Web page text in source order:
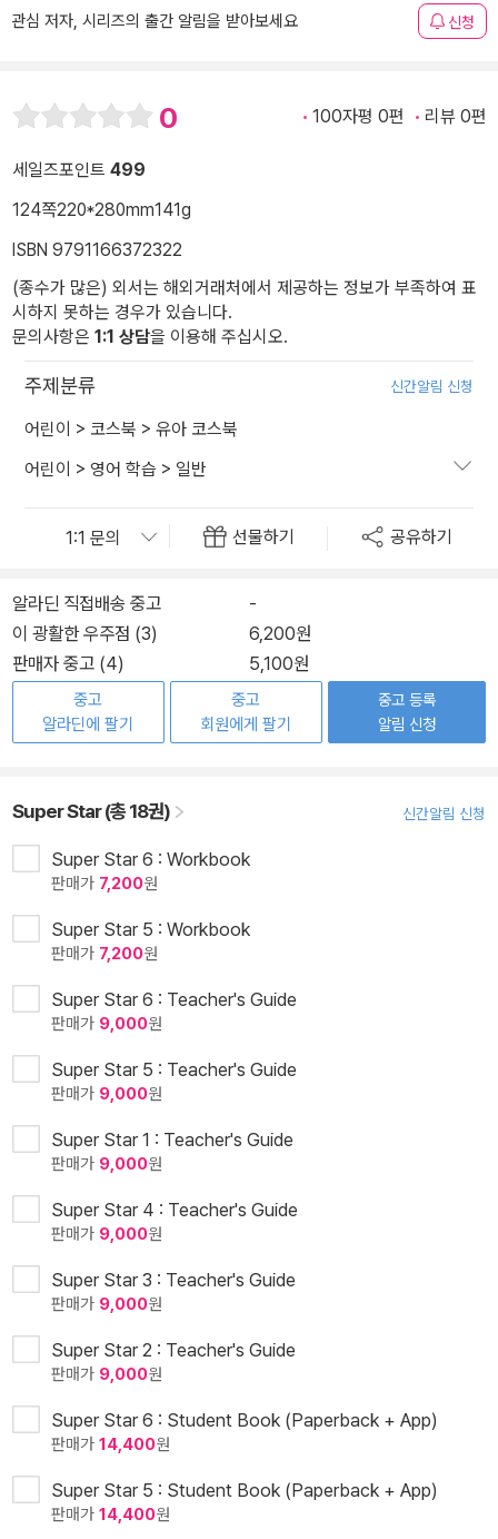
관심 저자, 시리즈의 출간 알림을 받아보세요 신청
0 100자평 0편 리뷰 0편
세일즈포인트 499
124쪽220*280mm141g
ISBN 9791166372322
(종수가 많은) 외서는 해외거래처에서 제공하는 정보가 부족하여 표
시하지 못하는 경우가 있습니다.
문의사항은 1:1 상담을 이용해 주십시오.
주제분류 신간알림 신청
어린이 > 코스북 > 유아 코스북
어린이 > 영어 학습 > 일반
선물하기 공유하기
알라딘 직접배송 중고
-
이 광활한 우주점 (3)
6,200원
판매자 중고 (4)
5,100원
중고
알라딘에 팔기
중고
회원에게 팔기
중고 등록
알림 신청
Super Star (총 18권) 신간알림 신청
Super Star 6 : Workbook
판매가 7,200원
Super Star 5 : Workbook
판매가 7,200원
Super Star 6 : Teacher's Guide
판매가 9,000원
Super Star 5 : Teacher's Guide
판매가 9,000원
Super Star 1 : Teacher's Guide
판매가 9,000원
Super Star 4 : Teacher's Guide
판매가 9,000원
Super Star 3 : Teacher's Guide
판매가 9,000원
Super Star 2 : Teacher's Guide
판매가 9,000원
Super Star 6 : Student Book (Paperback + App)
판매가 14,400원
Super Star 5 : Student Book (Paperback + App)
판매가 14,400원